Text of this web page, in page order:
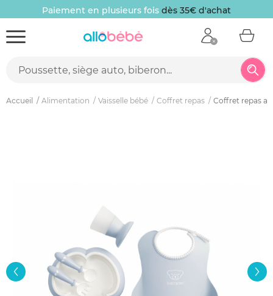
Paiement en plusieurs fois dès 35€ d'achat
Accueil Alimentation Vaisselle bébé Coffret repas Coffret repas